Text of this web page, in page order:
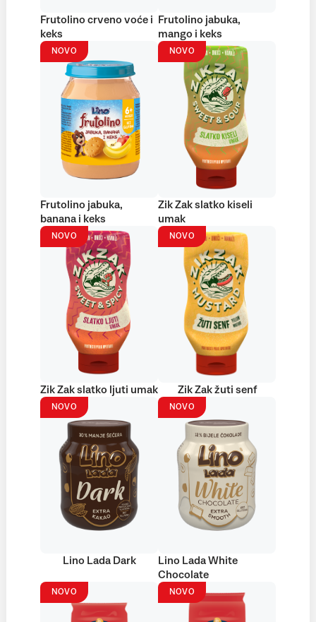
Frutolino crveno voće i
keks
Frutolino jabuka,
mango i keks
NOVO
Frutolino jabuka,
banana i keks
NOVO
Zik Zak slatko kiseli
umak
NOVO
Zik Zak slatko ljuti umak
NOVO
Zik Zak žuti senf
NOVO
Lino Lada Dark
NOVO
Lino Lada White
Chocolate
NOVO NOVO